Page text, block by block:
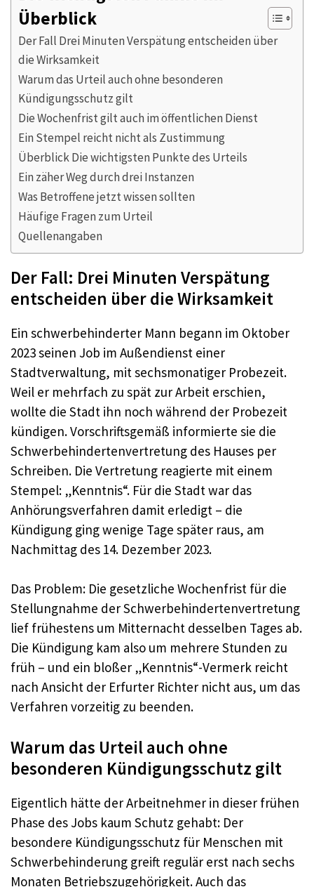
Überblick
Der Fall Drei Minuten Verspätung entscheiden über
die Wirksamkeit
Warum das Urteil auch ohne besonderen
Kündigungsschutz gilt
Die Wochenfrist gilt auch im öffentlichen Dienst
Ein Stempel reicht nicht als Zustimmung
Überblick Die wichtigsten Punkte des Urteils
Ein zäher Weg durch drei Instanzen
Was Betroffene jetzt wissen sollten
Häufige Fragen zum Urteil
Quellenangaben
Der Fall: Drei Minuten Verspätung
entscheiden über die Wirksamkeit
Ein schwerbehinderter Mann begann im Oktober
2023 seinen Job im Außendienst einer
Stadtverwaltung, mit sechsmonatiger Probezeit.
Weil er mehrfach zu spät zur Arbeit erschien,
wollte die Stadt ihn noch während der Probezeit
kündigen. Vorschriftsgemäß informierte sie die
Schwerbehindertenvertretung des Hauses per
Schreiben. Die Vertretung reagierte mit einem
Stempel: „Kenntnis“. Für die Stadt war das
Anhörungsverfahren damit erledigt – die
Kündigung ging wenige Tage später raus, am
Nachmittag des 14. Dezember 2023.
Das Problem: Die gesetzliche Wochenfrist für die
Stellungnahme der Schwerbehindertenvertretung
lief frühestens um Mitternacht desselben Tages ab.
Die Kündigung kam also um mehrere Stunden zu
früh – und ein bloßer „Kenntnis“-Vermerk reicht
nach Ansicht der Erfurter Richter nicht aus, um das
Verfahren vorzeitig zu beenden.
Warum das Urteil auch ohne
besonderen Kündigungsschutz gilt
Eigentlich hätte der Arbeitnehmer in dieser frühen
Phase des Jobs kaum Schutz gehabt: Der
besondere Kündigungsschutz für Menschen mit
Schwerbehinderung greift regulär erst nach sechs
Monaten Betriebszugehörigkeit. Auch das